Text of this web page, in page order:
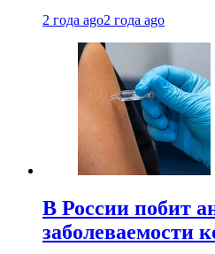
2 года ago2 года ago
В России побит
заболеваемости